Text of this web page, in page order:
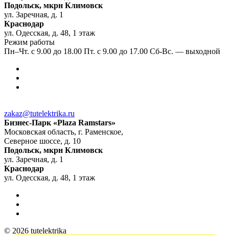
Подольск, мкрн Климовск
ул. Заречная, д. 1
Краснодар
ул. Одесская, д. 48, 1 этаж
Режим работы
Пн–Чт. с 9.00 до 18.00 Пт. с 9.00 до 17.00 Сб-Вс. — выходной
zakaz@tutelektrika.ru
Бизнес-Парк «Plaza Ramstars»
Московская область, г. Раменское,
Северное шоссе, д. 10
Подольск, мкрн Климовск
ул. Заречная, д. 1
Краснодар
ул. Одесская, д. 48, 1 этаж
© 2026 tutelektrika